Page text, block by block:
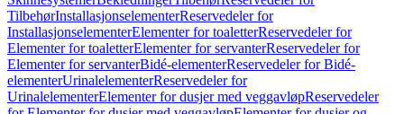
TilbehørInstallasjonselementerReservedeler for
InstallasjonselementerElementer for toaletterReservedeler for
Elementer for toaletterElementer for servanterReservedeler for
Elementer for servanterBidé-elementerReservedeler for Bidé-
elementerUrinalelementerReservedeler for
UrinalelementerElementer for dusjer med veggavløpReservedeler